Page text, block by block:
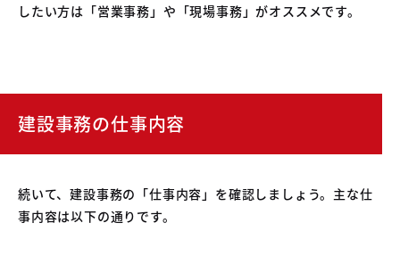
したい方は「営業事務」や「現場事務」がオススメです。
建設事務の仕事内容
続いて、建設事務の「仕事内容」を確認しましょう。主な仕
事内容は以下の通りです。